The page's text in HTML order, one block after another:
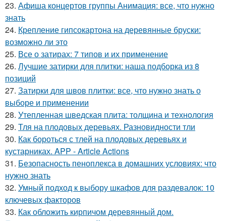
23. Афиша концертов группы Анимация: все, что нужно
знать
24. Крепление гипсокартона на деревянные бруски:
возможно ли это
25. Все о затирах: 7 типов и их применение
26. Лучшие затирки для плитки: наша подборка из 8
позиций
27. Затирки для швов плитки: все, что нужно знать о
выборе и применении
28. Утепленная шведская плита: толщина и технология
29. Тля на плодовых деревьях. Разновидности тли
30. Как бороться с тлей на плодовых деревьях и
кустарниках. APP - Article Actions
31. Безопасность пеноплекса в домашних условиях: что
нужно знать
32. Умный подход к выбору шкафов для раздевалок: 10
ключевых факторов
33. Как обложить кирпичом деревянный дом.